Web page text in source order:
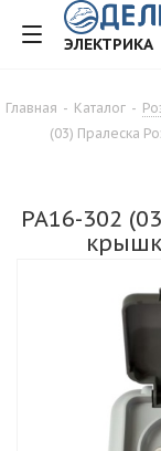
ЭЛЕКТРИКА
Главная - Каталог -
(03) Пралеска
РА16-302